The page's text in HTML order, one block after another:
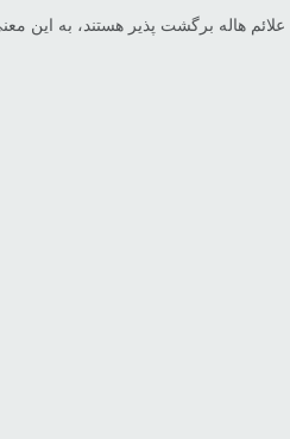
را تجربه می کنند، هاله دارند. علائم هاله